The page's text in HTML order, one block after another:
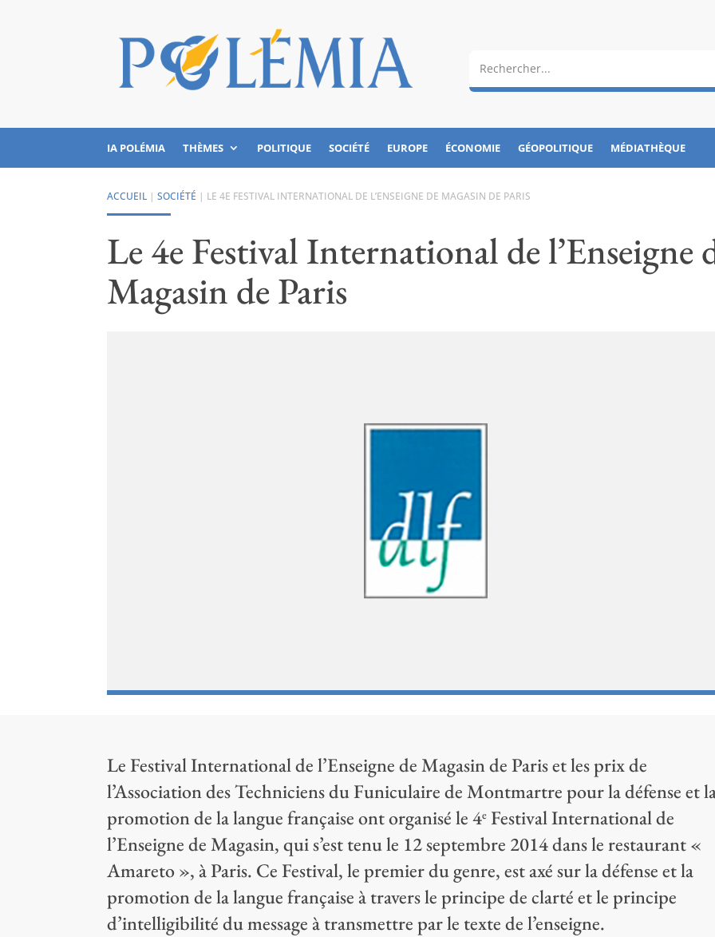
IA POLÉMIA THÈMES POLITIQUE SOCIÉTÉ EUROPE ÉCONOMIE GÉOPOLITIQUE MÉDIATHÈQUE
ACCUEIL |SOCIÉTÉ | LE 4E FESTIVAL INTERNATIONAL DE L’ENSEIGNE DE MAGASIN DE PARIS
Le 4e Festival International de l’Enseigne
Magasin de Paris
Le Festival International de l’Enseigne de Magasin de Paris et les prix de
l’Association des Techniciens du Funiculaire de Montmartre pour la défense et
promotion de la langue française ont organisé le 4e Festival International de
l’Enseigne de Magasin, qui s’est tenu le 12 septembre 2014 dans le restaurant «
Amareto », à Paris. Ce Festival, le premier du genre, est axé sur la défense et la
promotion de la langue française à travers le principe de clarté et le principe
d’intelligibilité du message à transmettre par le texte de l’enseigne.